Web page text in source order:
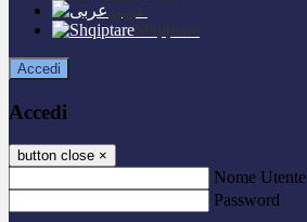
عربى
Shqiptare
Accedi
Accedi
button close ×
Nome Utente
Password